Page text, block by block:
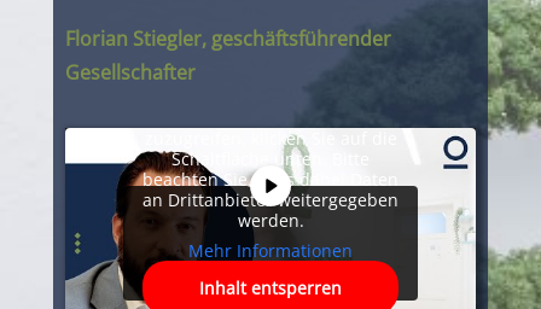
Florian Stiegler, geschäftsführender
GesellschafterSie sehen gerade einen
Um auf den eigentlichen Inhalt
zuzugreifen, klicken Sie auf die
Schaltfläche unten. Bitte
beachten Sie, dass dabei Daten
an Drittanbieter weitergegeben
werden.
Mehr Informationen
Inhalt entsperren